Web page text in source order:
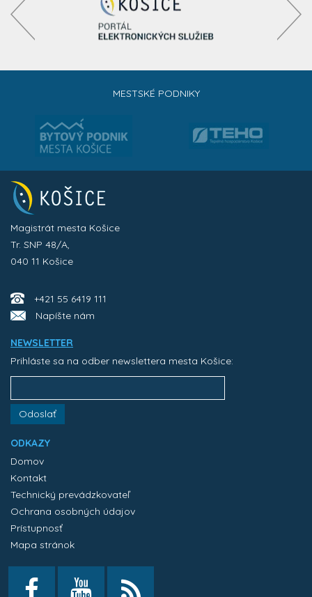
MESTSKÉ PODNIKY
Magistrát mesta Košice
Tr. SNP 48/A,
040 11 Košice
+421 55 6419 111
Napíšte nám
NEWSLETTER
Prihláste sa na odber newslettera mesta Košice:
Odoslať
ODKAZY
Domov
Kontakt
Technický prevádzkovateľ
Ochrana osobných údajov
Prístupnosť
Mapa stránok